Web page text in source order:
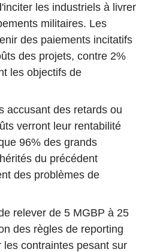
les industriels à livrer
militaires. Les
des paiements incitatifs
des projets, contre 2%
les objectifs de
accusant des retards ou
verront leur rentabilité
96% des grands
du précédent
des problèmes de
relever de 5 MGBP à 25
des règles de reporting
contraintes pesant sur